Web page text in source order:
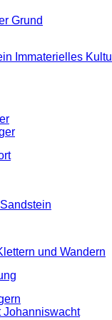
Grund
Immaterielles
und Wandern
Johanniswacht